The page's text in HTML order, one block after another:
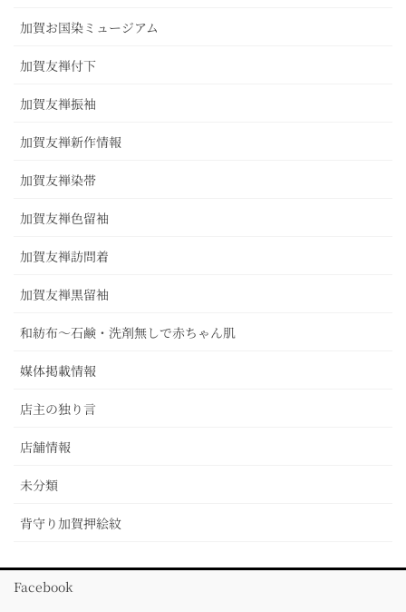
加賀お国染ミュージアム
加賀友禅付下
加賀友禅振袖
加賀友禅新作情報
加賀友禅染帯
加賀友禅色留袖
加賀友禅訪問着
加賀友禅黒留袖
和紡布～石鹸・洗剤無しで赤ちゃん肌
媒体掲載情報
店主の独り言
店舗情報
未分類
背守り加賀押絵紋
Facebook